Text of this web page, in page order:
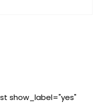
show_label="yes"